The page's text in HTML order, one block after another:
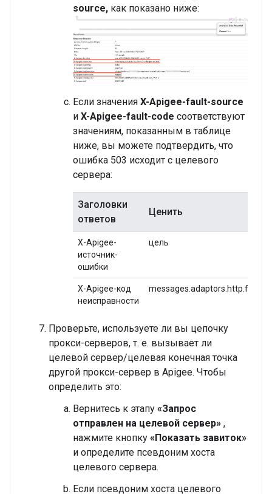
source, как показано ниже:
Если значения X-Apigee-fault-source
и X-Apigee-fault-code соответствуют
значениям, показанным в таблице
ниже, вы можете подтвердить, что
ошибка 503 исходит с целевого
сервера:
Заголовки
ответов
Ценить
X-Apigee-
источник-
ошибки
цель
X-Apigee-код
неисправности
Проверьте, используете ли вы цепочку
прокси-серверов, т. е. вызывает ли
целевой сервер/целевая конечная точка
другой прокси-сервер в Apigee. Чтобы
определить это:
Вернитесь к этапу «Запрос
отправлен на целевой сервер» ,
нажмите кнопку «Показать завиток»
и определите псевдоним хоста
целевого сервера.
Если псевдоним хоста целевого